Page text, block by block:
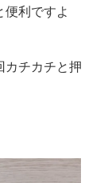
便利ですよ
カチカチと押